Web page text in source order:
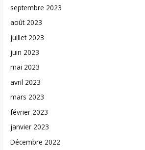
septembre 2023
août 2023
juillet 2023
juin 2023
mai 2023
avril 2023
mars 2023
février 2023
janvier 2023
Décembre 2022